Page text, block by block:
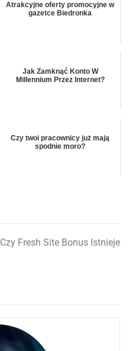
Atrakcyjne oferty promocyjne w
gazetce Biedronka
Jak Zamknąć Konto W
Millennium Przez Internet?
Czy twoi pracownicy już mają
spodnie moro?
Czy Fresh Site Bonus Istnieje